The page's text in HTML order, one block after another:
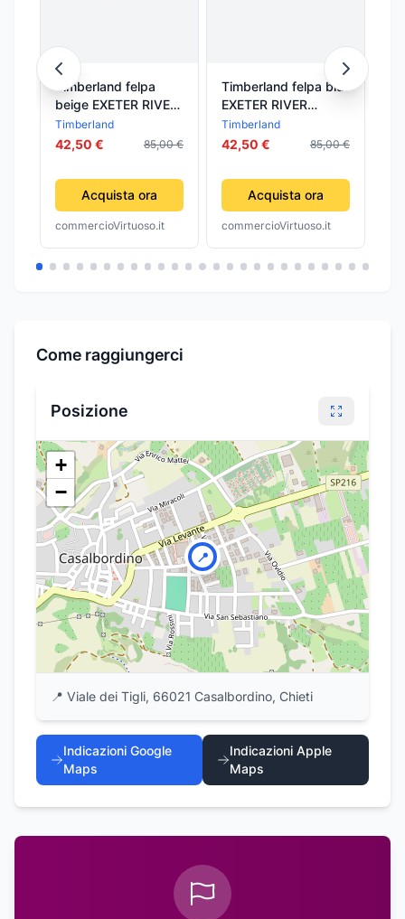
Timberland felpa
beige EXETER RIVER
TB0A2BNKEFL
Timberland
42,50 € 85,00 €
Acquista ora
commercioVirtuoso.it
Timberland felpa blu
EXETER RIVER
TB0A2BNKZ02
Timberland
42,50 € 85,00 €
Acquista ora
commercioVirtuoso.it
Come raggiungerci
Posizione
📍
+
−
📍 Viale dei Tigli, 66021 Casalbordino, Chieti
Indicazioni Google
Maps
Indicazioni Apple
Maps